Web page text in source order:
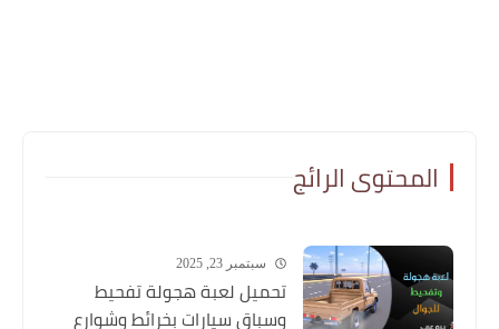
المحتوى الرائج
سبتمبر 23, 2025
تحميل لعبة هجولة تفحيط
وسباق سيارات بخرائط وشوارع